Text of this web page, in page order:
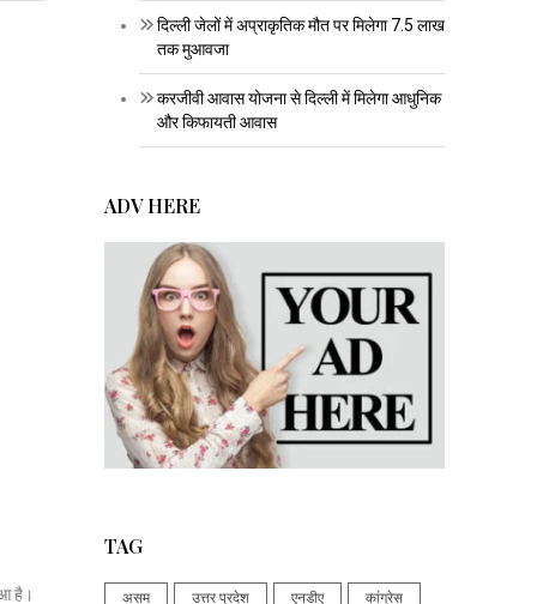
है।
दिल्ली जेलों में अप्राकृतिक मौत पर मिलेगा 7.5 लाख
तक मुआवजा
करजीवी आवास योजना से दिल्ली में मिलेगा आधुनिक
और किफायती आवास
ADV HERE
TAG
असम उत्तर प्रदेश एनडीए कांग्रेस